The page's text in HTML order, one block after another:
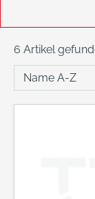
6 Artikel